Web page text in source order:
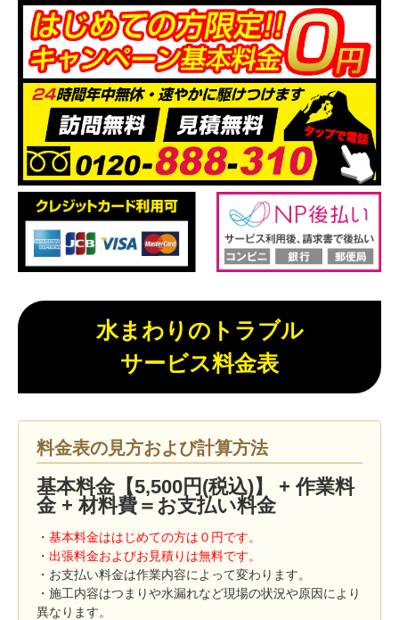
水まわりのトラブル
サービス料金表
料金表の見方および計算方法
基本料金【5,500円(税込)】 + 作業料
金 + 材料費＝お支払い料金
・ 基本料金ははじめての方は０円です。
・ 出張料金およびお見積りは無料です。
・お支払い料金は作業内容によって変わります。
・施工内容はつまりや水漏れなど現場の状況や原因により
異なります。